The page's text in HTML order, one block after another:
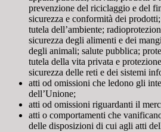
prevenzione del riciclaggio e del
sicurezza e conformità dei
tutela dell’ambiente;
sicurezza degli alimenti e dei
degli animali; salute pubblica;
tutela della vita privata e
sicurezza delle reti e dei sistemi
atti od omissioni che ledono gli
dell’Unione;
atti od omissioni riguardanti il
atti o comportamenti che
delle disposizioni di cui agli atti